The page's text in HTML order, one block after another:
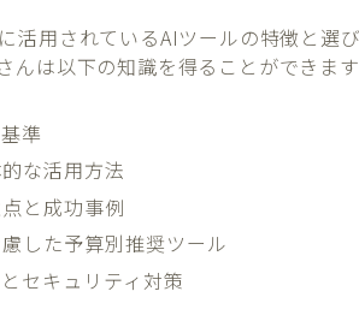
活用されているAIツールの特徴と選
んは以下の知識を得ることができます
準
な活用方法
と成功事例
した予算別推奨ツール
セキュリティ対策